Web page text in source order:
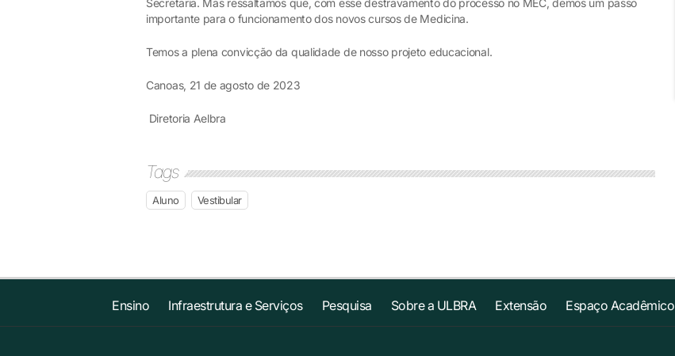
Secretaria. Mas ressaltamos que, com esse destravamento do processo no MEC, demos um passo
importante para o funcionamento dos novos cursos de Medicina.
Temos a plena convicção da qualidade de nosso projeto educacional.
Canoas, 21 de agosto de 2023
Diretoria Aelbra
Tags
Aluno Vestibular
Ensino Infraestrutura e Serviços Pesquisa Sobre a ULBRA Extensão Espaço Acadêmico